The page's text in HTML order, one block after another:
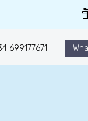
699177671